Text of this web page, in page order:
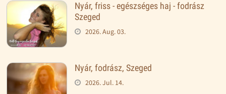
Nyár, friss - egészséges haj - fodrász
Szeged
2026. Aug. 03.
Nyár, fodrász, Szeged
2026. Jul. 14.